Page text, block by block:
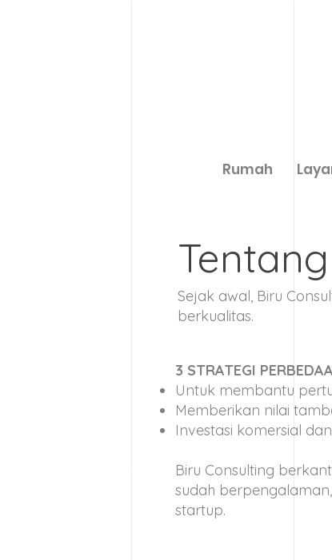
Rumah
Sejak awal, Biru
berkualitas.
3 STRATEGI
Untuk membantu
Memberikan nilai
Investasi komersial
Biru Consulting
sudah
startup.